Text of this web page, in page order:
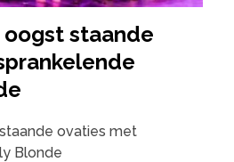
oogst staande
ovaties met
Blonde